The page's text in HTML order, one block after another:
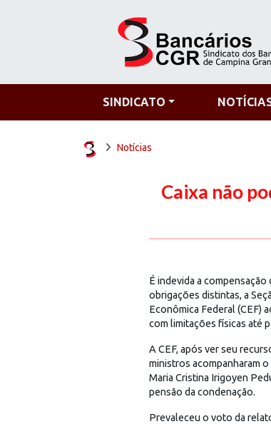
SINDICATO
Notícias
Caixa não
É indevida a
obrigações distintas, a
Econômica Federal (CEF)
com limitações físicas até
A CEF, após ver seu
ministros acompanharam
Maria Cristina Irigoyen
pensão da condenação.
Prevaleceu o voto da